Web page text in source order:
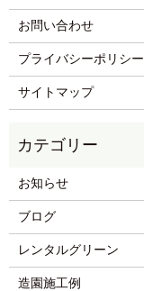
お問い合わせ
プライバシーポリシー
サイトマップ
お知らせ
ブログ
レンタルグリーン
造園施工例